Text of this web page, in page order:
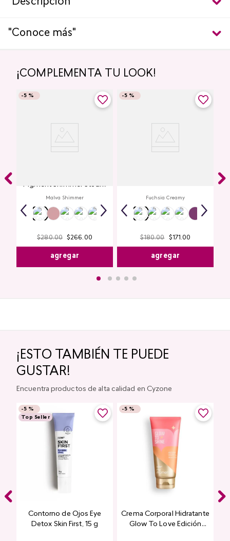
"Descripción"
"Conoce más"
¡COMPLEMENTA TU LOOK!
-5 %
Pigment Shimmer Studio
Look
Malva Shimmer
$280.00 $266.00
agregar
-5 %
Fuchsia Creamy
$180.00 $171.00
agregar
¡ESTO TAMBIÉN TE PUEDE
GUSTAR!
Encuentra productos de alta calidad en Cyzone
-5 %
Top Seller
Contorno de Ojos Eye
Detox Skin First, 15 g
-5 %
Crema Corporal Hidratante
Glow To Love Edición